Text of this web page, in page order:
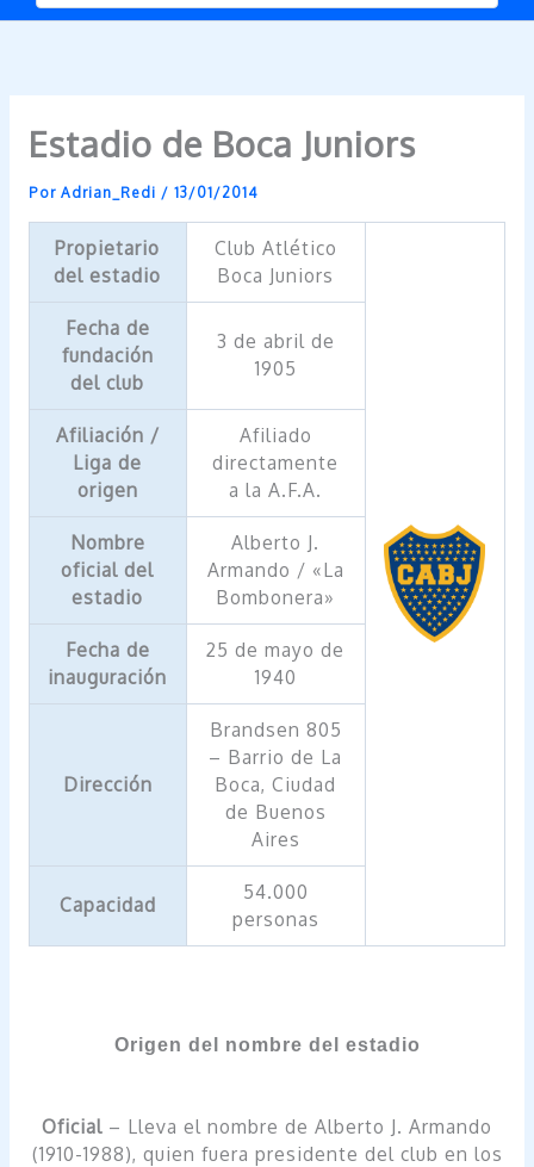
Estadio de Boca Juniors
Por Adrian_Redi / 13/01/2014
Propietario
del estadio
Club Atlético
Boca Juniors
Fecha de
fundación
del club
3 de abril de
1905
Afiliación /
Liga de
origen
Afiliado
directamente
a la A.F.A.
Nombre
oficial del
estadio
Alberto J.
Armando / «La
Bombonera»
Fecha de
inauguración
25 de mayo de
1940
Dirección
Brandsen 805
– Barrio de La
Boca, Ciudad
de Buenos
Aires
Capacidad
54.000
personas
Origen del nombre del estadio
Oficial – Lleva el nombre de Alberto J. Armando
(1910-1988), quien fuera presidente del club en los